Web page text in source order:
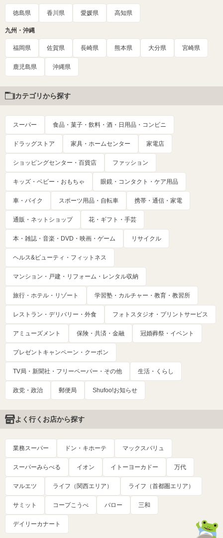
徳島県 香川県 愛媛県 高知県
九州・沖縄
福岡県 佐賀県 長崎県 熊本県 大分県 宮崎県
鹿児島県 沖縄県
カテゴリから探す
スーパー 食品・菓子・飲料・酒・日用品・コンビニ
ドラッグストア 家具・ホームセンター 家電店
ショッピングセンター・百貨店 ファッション
キッズ・ベビー・おもちゃ 眼鏡・コンタクト・ケア用品
車・バイク スポーツ用品・自転車 携帯・通信・家電
通販・ネットショップ 花・ギフト・手芸
本・雑誌・音楽・DVD・映画・ゲーム リサイクル
ヘルス&ビューティ・フィットネス
マンション・戸建・リフォーム・レンタル収納
旅行・ホテル・リゾート 学習塾・カルチャー・教育・教習所
レストラン・デリバリー・外食 フォトスタジオ・プリントサービス
アミューズメント 保険・共済・金融 冠婚葬祭・イベント
プレゼントキャンペーン・クーポン
TV局・新聞社・フリーペーパー・その他 生活・くらし
政党・政治 郵便局 Shufoo!お知らせ
よく行くお店から探す
業務スーパー ドン・キホーテ マックスバリュ
スーパーみらべる イオン イトーヨーカドー 万代
マルエツ ライフ（関西エリア） ライフ（首都圏エリア）
サミット コープこうべ バロー 三和
デイリーカナート